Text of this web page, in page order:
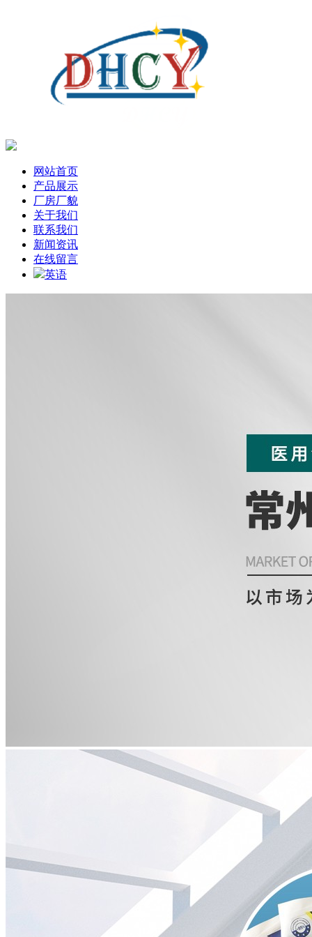
网站首页
产品展示
厂房厂貌
关于我们
联系我们
新闻资讯
在线留言
英语